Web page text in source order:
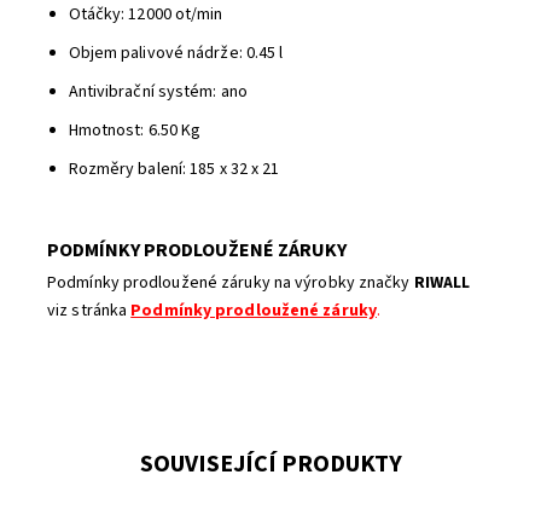
Otáčky: 12000 ot/min
Objem palivové nádrže: 0.45 l
Antivibrační systém: ano
Hmotnost: 6.50 Kg
Rozměry balení: 185 x 32 x 21
PODMÍNKY PRODLOUŽENÉ ZÁRUKY
Podmínky prodloužené záruky na výrobky značky RIWALL
viz stránkaPodmínky prodloužené záruky.
SOUVISEJÍCÍ PRODUKTY